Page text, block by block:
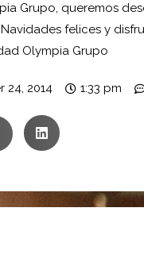
Grupo, queremos
Navidades felices y
24, 2014 1:33 pm